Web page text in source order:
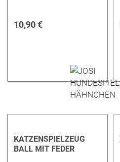
10,90 €
KATZENSPIELZEUG
BALL MIT FEDER